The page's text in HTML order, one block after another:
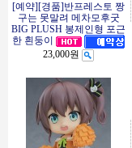
[예약][경품]반프레스토 짱
구는 못말려 메차모후굿
BIG PLUSH 봉제인형 포근
한 흰둥이
23,000원